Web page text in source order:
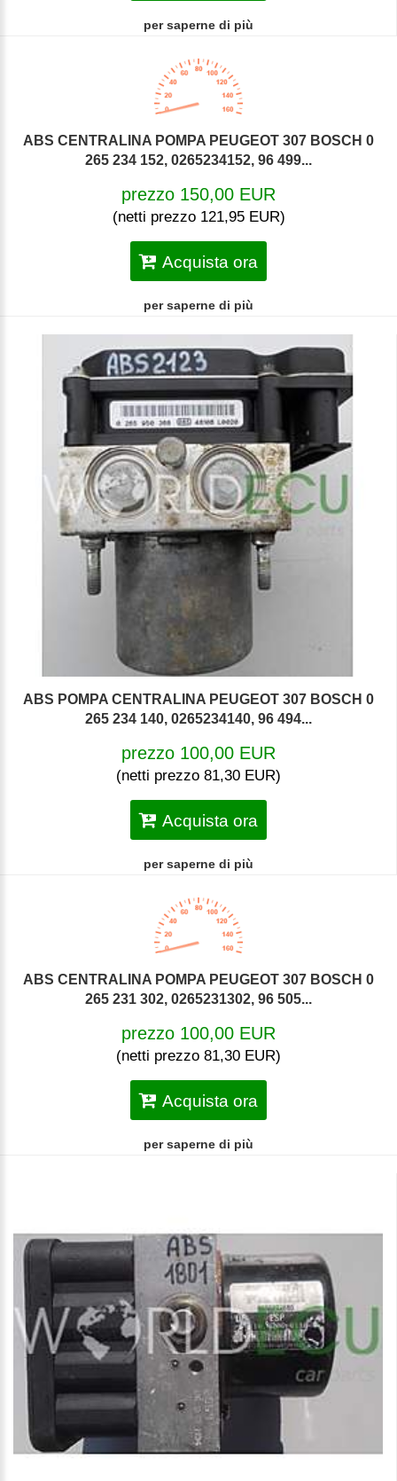
per saperne di più
ABS CENTRALINA POMPA PEUGEOT 307 BOSCH 0
265 234 152, 0265234152, 96 499...
prezzo 150,00 EUR
(netti prezzo 121,95 EUR)
Acquista ora
per saperne di più
ABS POMPA CENTRALINA PEUGEOT 307 BOSCH 0
265 234 140, 0265234140, 96 494...
prezzo 100,00 EUR
(netti prezzo 81,30 EUR)
Acquista ora
per saperne di più
ABS CENTRALINA POMPA PEUGEOT 307 BOSCH 0
265 231 302, 0265231302, 96 505...
prezzo 100,00 EUR
(netti prezzo 81,30 EUR)
Acquista ora
per saperne di più